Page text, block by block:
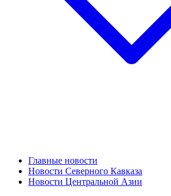
Главные новости
Новости Северного Кавказа
Новости Центральной Азии